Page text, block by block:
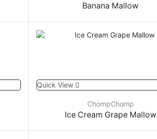
Banana Mallow
Quick View
ChompChomp
Ice Cream Grape Mallow